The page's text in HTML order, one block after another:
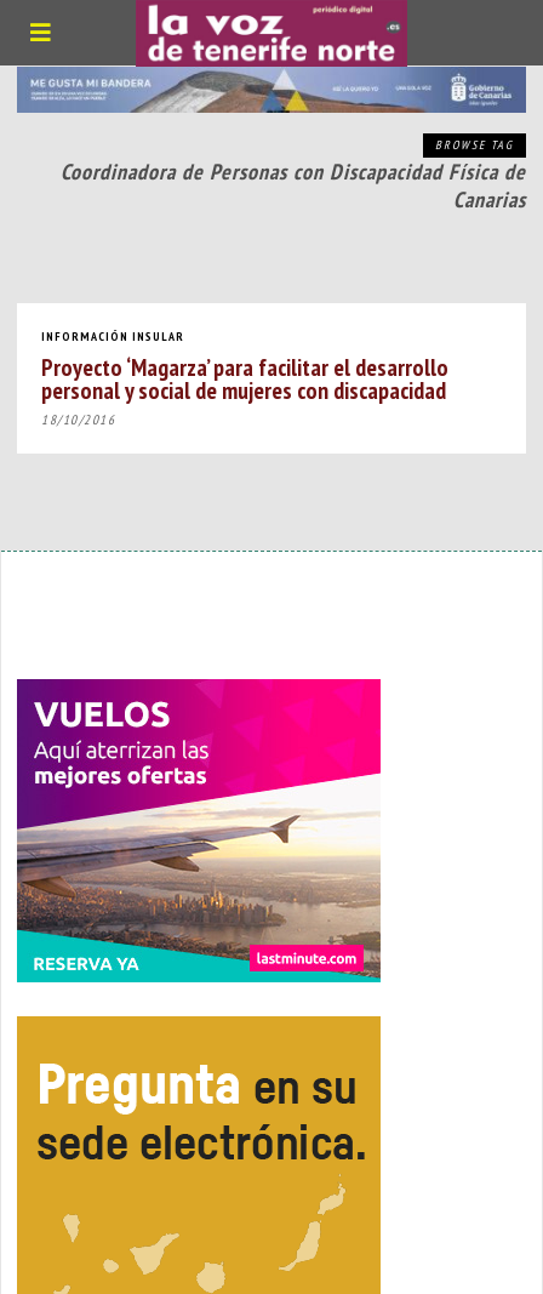
BROWSE TAG
Coordinadora de Personas con Discapacidad Física de
Canarias
INFORMACIÓN INSULAR
Proyecto ‘Magarza’ para facilitar el desarrollo
personal y social de mujeres con discapacidad
18/10/2016